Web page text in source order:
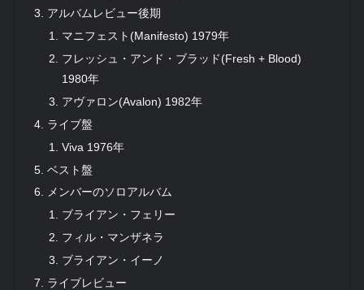
アルバムレビュー後期
マニフェスト(Manifesto) 1979年
フレッシュ・アンド・ブラッド(Fresh + Blood)
1980年
アヴァロン(Avalon) 1982年
ライブ盤
Viva 1976年
ベスト盤
メンバーのソロアルバム
ブライアン・フェリー
フィル・マンザネラ
ブライアン・イーノ
ライブレビュー